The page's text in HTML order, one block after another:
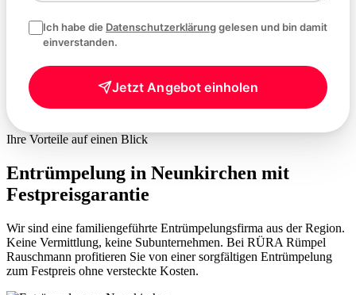
Ich habe die Datenschutzerklärunggelesen und bin damit
einverstanden.
Jetzt Angebot einholen
Ihre Vorteile auf einen Blick
Entrümpelung in Neunkirchen mit
Festpreisgarantie
Wir sind eine familiengeführte Entrümpelungsfirma aus der Region.
Keine Vermittlung, keine Subunternehmen. Bei RÜRA Rümpel
Rauschmann profitieren Sie von einer sorgfältigen Entrümpelung
zum Festpreis ohne versteckte Kosten.